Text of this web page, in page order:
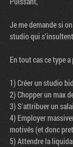
Je me demande si
studio qui
En tout cas ce type
1) Créer un studio
2) Chopper un max
3) S'attribuer un
4) Employer
motivés (et donc
5) Attendre la